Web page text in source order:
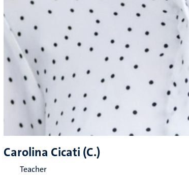
Carolina Cicati (C.)
Teacher